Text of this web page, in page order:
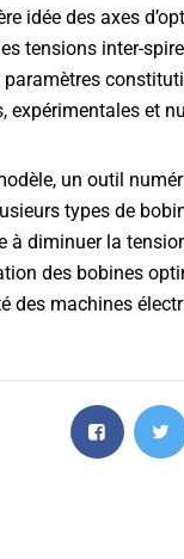
idée des axes
tensions inter-
et
un outil
types de
diminuer la
des bobines
des machines